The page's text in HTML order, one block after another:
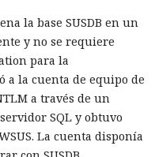
la base SUSDB en un
y no se requiere
para la
a la cuenta de equipo de
a través de un
SQL y obtuvo
La cuenta disponía